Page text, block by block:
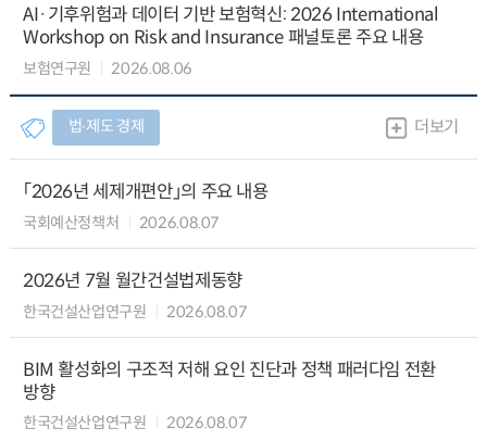
AI·기후위험과 데이터 기반 보험혁신: 2026 International
Workshop on Risk and Insurance 패널토론 주요 내용
보험연구원 2026.08.06
법∙제도 경제 더보기
「2026년 세제개편안」의 주요 내용
국회예산정책처 2026.08.07
2026년 7월 월간건설법제동향
한국건설산업연구원 2026.08.07
BIM 활성화의 구조적 저해 요인 진단과 정책 패러다임 전환
방향
한국건설산업연구원 2026.08.07